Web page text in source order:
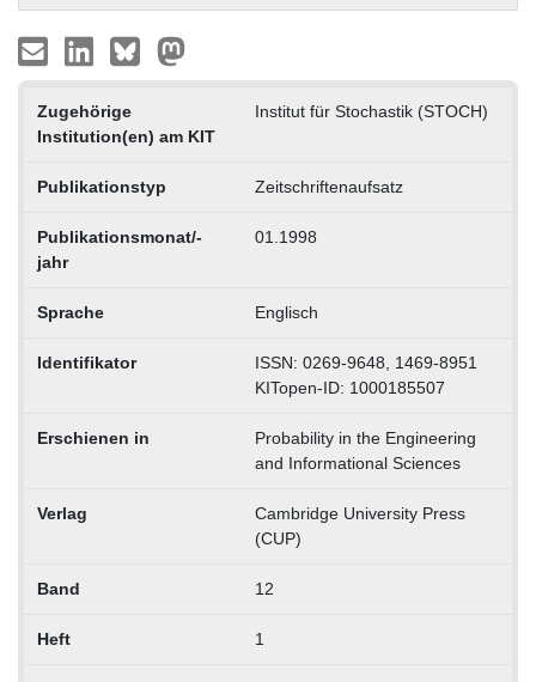
Zugehörige
Institution(en) am KIT
Institut für Stochastik (STOCH)
Publikationstyp Zeitschriftenaufsatz
Publikationsmonat/-
jahr
01.1998
Sprache Englisch
Identifikator
ISSN: 0269-9648, 1469-8951
KITopen-ID: 1000185507
Erschienen in
Probability in the Engineering
and Informational Sciences
Verlag
Cambridge University Press
(CUP)
Band 12
Heft 1